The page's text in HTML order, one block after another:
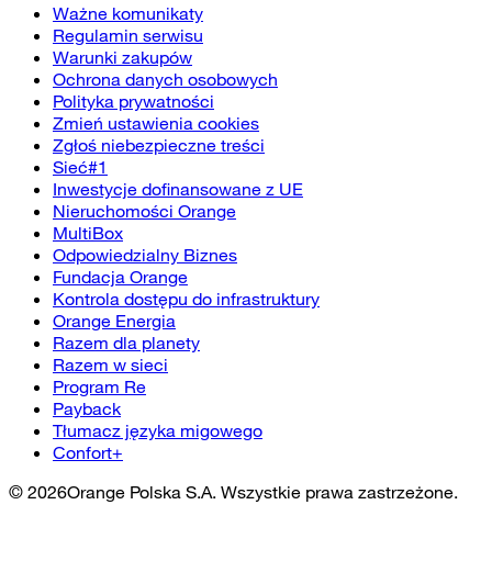
Ważne komunikaty
Regulamin serwisu
Warunki zakupów
Ochrona danych osobowych
Polityka prywatności
Zmień ustawienia cookies
Zgłoś niebezpieczne treści
Sieć#1
Inwestycje dofinansowane z UE
Nieruchomości Orange
MultiBox
Odpowiedzialny Biznes
Fundacja Orange
Kontrola dostępu do infrastruktury
Orange Energia
Razem dla planety
Razem w sieci
Program Re
Payback
Tłumacz języka migowego
Confort+
© 2026Orange Polska S.A. Wszystkie prawa zastrzeżone.